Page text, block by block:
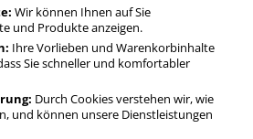
Wir können Ihnen auf Sie
und Produkte anzeigen.
Ihre Vorlieben und Warenkorbinhalte
Sie schneller und komfortabler
Durch Cookies verstehen wir, wie
und können unsere Dienstleistungen